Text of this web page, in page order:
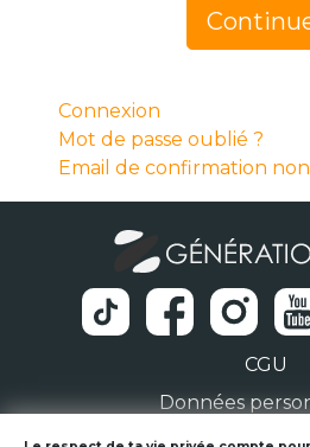
Connexion
Mot de passe oublié ?
Email de confirmation
CGU
Données